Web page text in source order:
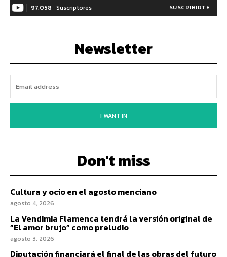
97,058 Suscriptores SUSCRIBIRTE
Newsletter
I WANT IN
Don't miss
Cultura y ocio en el agosto menciano
agosto 4, 2026
La Vendimia Flamenca tendrá la versión original de
“El amor brujo” como preludio
agosto 3, 2026
Diputación financiará el final de las obras del futuro